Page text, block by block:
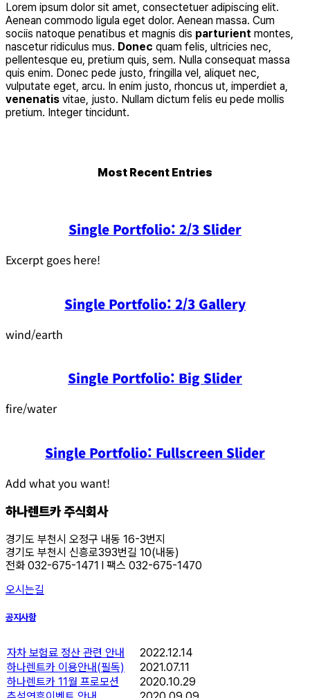
Lorem ipsum dolor sit amet, consectetuer adipiscing elit.
Aenean commodo ligula eget dolor. Aenean massa. Cum
sociis natoque penatibus et magnis dis parturient montes,
nascetur ridiculus mus. Donec quam felis, ultricies nec,
pellentesque eu, pretium quis, sem. Nulla consequat massa
quis enim. Donec pede justo, fringilla vel, aliquet nec,
vulputate eget, arcu. In enim justo, rhoncus ut, imperdiet a,
venenatis vitae, justo. Nullam dictum felis eu pede mollis
pretium. Integer tincidunt.
Most Recent Entries
Single Portfolio: 2/3 Slider
Excerpt goes here!
Single Portfolio: 2/3 Gallery
wind/earth
Single Portfolio: Big Slider
fire/water
Single Portfolio: Fullscreen Slider
Add what you want!
하나렌트카 주식회사
경기도 부천시 오정구 내동 16-3번지
경기도 부천시 신흥로393번길 10(내동)
전화 032-675-1471 l 팩스 032-675-1470
오시는길
공지사항
자차 보험료 정산 관련 안내
2022.12.14
하나렌트카 이용안내(필독)
2021.07.11
하나렌트카 11월 프로모션
2020.10.29